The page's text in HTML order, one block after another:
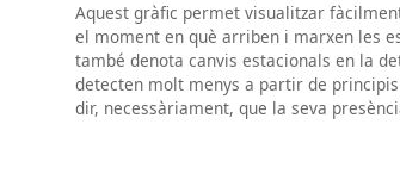
Aquest gràfic permet visualitzar
el moment en què arriben i marxen les
també denota canvis estacionals en la
detecten molt menys a partir de
dir, necessàriament, que la seva